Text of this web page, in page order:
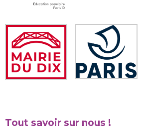
Tout savoir sur nous !